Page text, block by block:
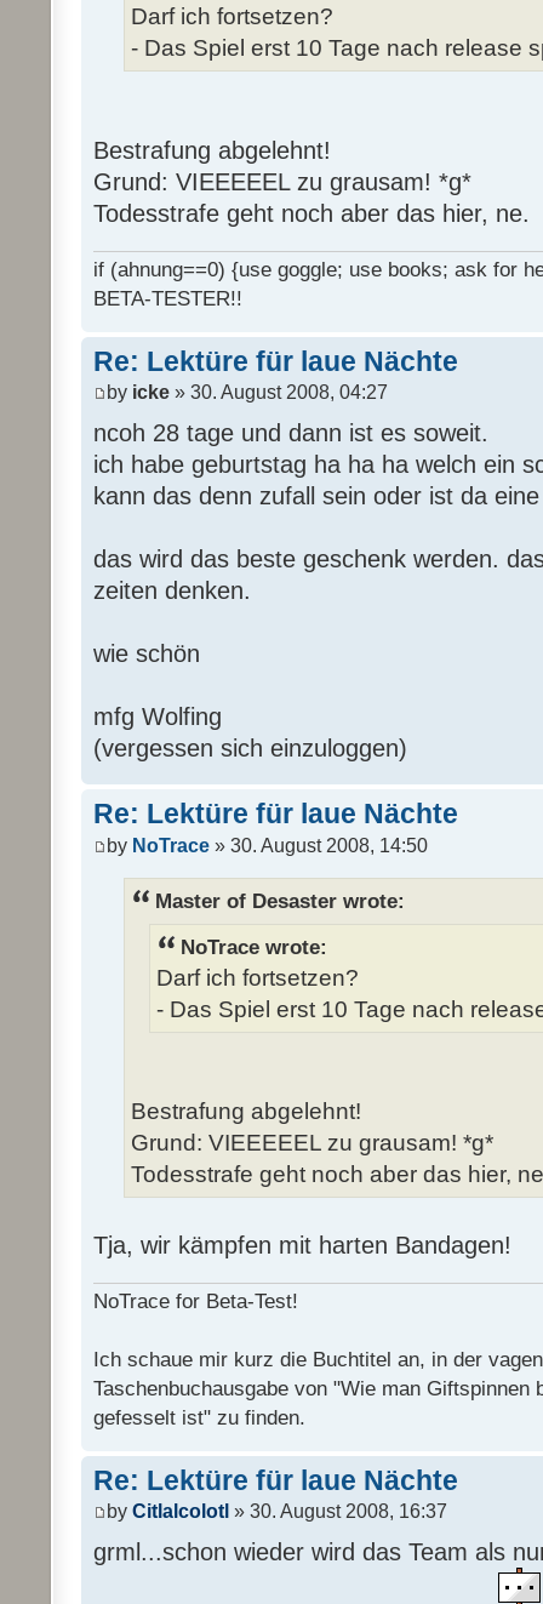
Darf ich fortsetzen?
- Das Spiel erst 10 Tage nach release
Bestrafung abgelehnt!
Grund: VIEEEEEL zu grausam! *g*
Todesstrafe geht noch aber das hier, ne.
if (ahnung==0) {use goggle; use books; ask for
BETA-TESTER!!
Re: Lektüre für laue Nächte
by icke » 30. August 2008, 04:27
ncoh 28 tage und dann ist es soweit.
ich habe geburtstag ha ha ha welch ein
kann das denn zufall sein oder ist da
das wird das beste geschenk werden.
zeiten denken.
wie schön
mfg Wolfing
(vergessen sich einzuloggen)
Re: Lektüre für laue Nächte
by NoTrace » 30. August 2008, 14:50
Master of Desaster wrote:
NoTrace wrote:
Darf ich fortsetzen?
- Das Spiel erst 10 Tage nach
Bestrafung abgelehnt!
Grund: VIEEEEEL zu grausam! *g*
Todesstrafe geht noch aber das hier,
Tja, wir kämpfen mit harten Bandagen!
NoTrace for Beta-Test!
Ich schaue mir kurz die Buchtitel an, in der
Taschenbuchausgabe von "Wie man Giftspinnen
gefesselt ist" zu finden.
Re: Lektüre für laue Nächte
by Citlalcolotl » 30. August 2008, 16:37
grml...schon wieder wird das Team als